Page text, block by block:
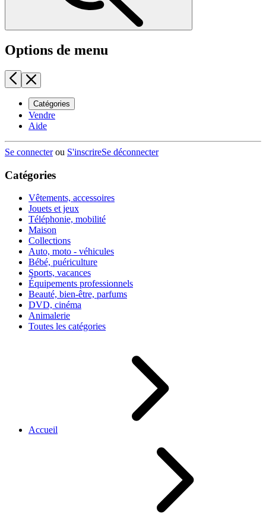
Options de menu
Catégories
Vendre
Aide
Se connecterou S'inscrireSe déconnecter
Catégories
Vêtements, accessoires
Jouets et jeux
Téléphonie, mobilité
Maison
Collections
Auto, moto - véhicules
Bébé, puériculture
Sports, vacances
Équipements professionnels
Beauté, bien-être, parfums
DVD, cinéma
Animalerie
Toutes les catégories
Accueil